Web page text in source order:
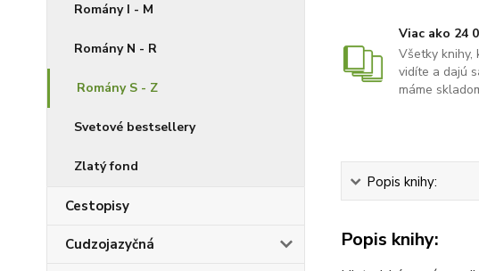
Romány I - M
Romány N - R
Romány S - Z
Svetové bestsellery
Zlatý fond
Cestopisy
Cudzojazyčná
Viac ako 24
Všetky knihy,
vidíte a dajú
máme
Popis knihy:
Popis knihy: